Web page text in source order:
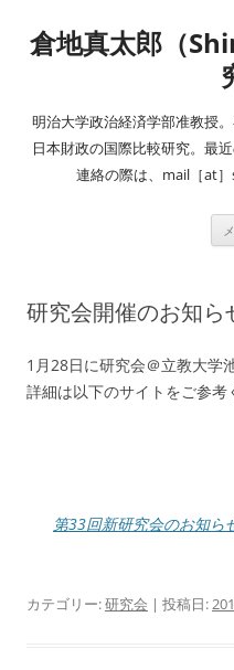
テ
ン
キ
ッ
プ
倉地真太郎（
明治大学政治経済学部准教授
日本財政の国際比較研究。最
連絡の際は、mail［at
研究会開催のお知ら
1月28日に研究会＠立教大学
詳細は以下のサイトをご参考
第33回新研究会のお知ら
カテゴリー:研究会 | 投稿日: